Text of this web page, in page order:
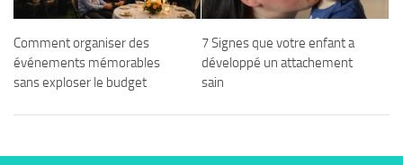
Comment organiser des
événements mémorables
sans exploser le budget
7 Signes que votre enfant a
développé un attachement
sain